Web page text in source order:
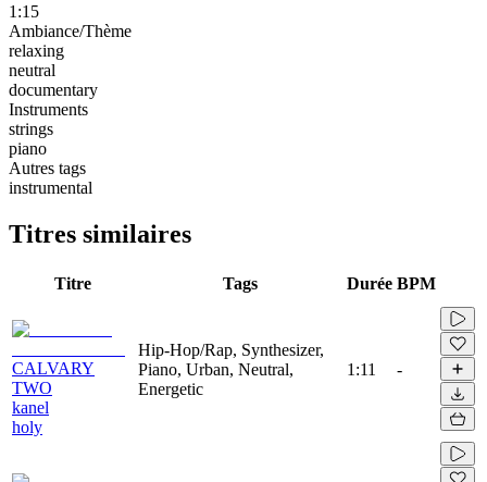
1:15
Ambiance/Thème
relaxing
neutral
documentary
Instruments
strings
piano
Autres tags
instrumental
Titres similaires
Titre Tags Durée BPM
CALVARY
TWO
kanel
holy
Hip-Hop/Rap, Synthesizer,
Piano, Urban, Neutral,
Energetic
1:11 -